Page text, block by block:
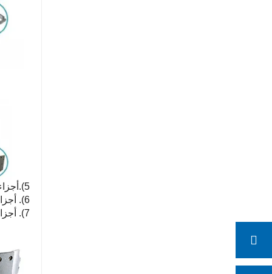
5).أجزاء شاحنة ساينو تراك HOWO للمحور الأمامي
6). أجزاء شاحنة ساينو تراك HOWO لمحور القيادة
7). أجزاء ساينو تراك HOWOTruck للنظام الكهربائي